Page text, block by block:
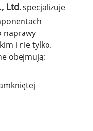
Ltd. specjalizuje
naprawy
i nie tylko.
obejmują: